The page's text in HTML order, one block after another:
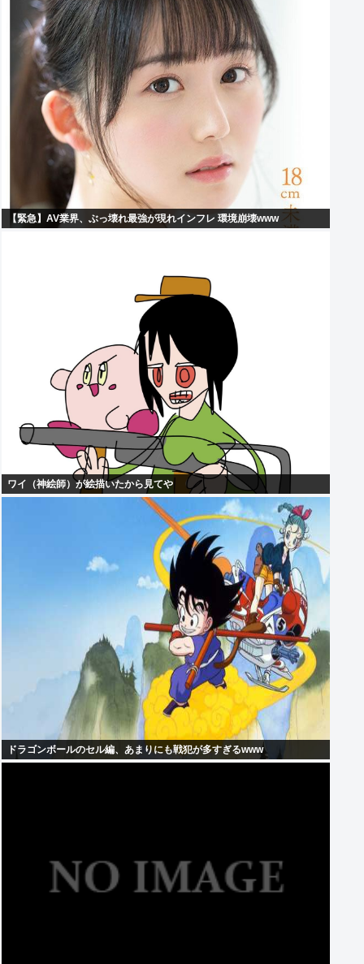
【緊急】AV業界、ぶっ壊れ最強が現れインフレ 環境崩壊www
ワイ（神絵師）が絵描いたから見てや
ドラゴンボールのセル編、あまりにも戦犯が多すぎるwww